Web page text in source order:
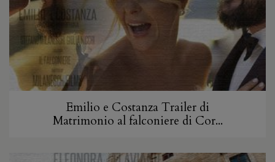
Emilio e Costanza Trailer di
Matrimonio al falconiere di Cor...